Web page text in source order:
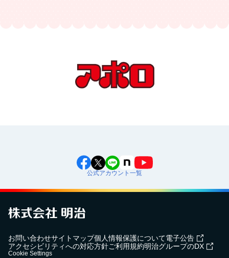
公式アカウント一覧
お問い合わせサイトマップ個人情報保護について電子公告
アクセシビリティへの対応方針ご利用規約明治グループのDX
Cookie Settings